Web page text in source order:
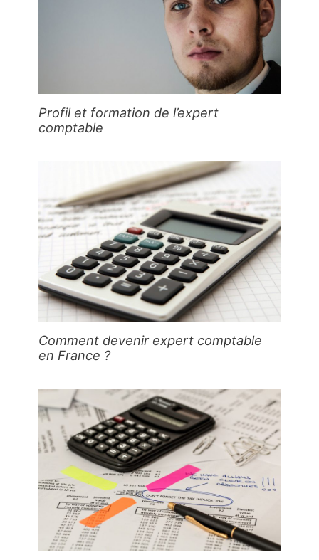
Profil et formation de l’expert
comptable
Comment devenir expert comptable
en France ?